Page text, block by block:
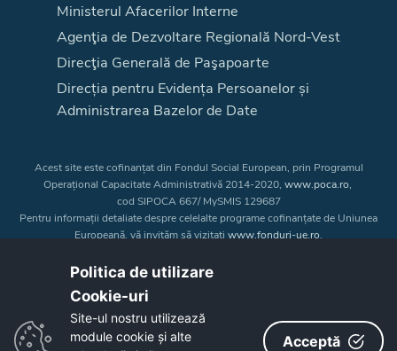
Ministerul Afacerilor Interne
Agenţia de Dezvoltare Regională Nord-Vest
Direcţia Generală de Paşapoarte
Direcția pentru Evidența Persoanelor și
Administrarea Bazelor de Date
Acest site este cofinanțat din Fondul Social European, prin Programul
Operațional Capacitate Administrativă 2014-2020, www.poca.ro,
cod SIPOCA 667/ MySMIS 129687
Pentru informații detaliate despre celelalte programe cofinanțate de Uniunea
Europeană, vă invităm să vizitați www.fonduri-ue.ro.
a Uniunii Europene. Întreaga responsabilitate asupra
Copyright © 2026 - Consiliul Judeţean Bistrița-Năsăud
Politica de utilizare
Cookie-uri‎
Site-ul nostru utilizează
module cookie și alte
Acceptă